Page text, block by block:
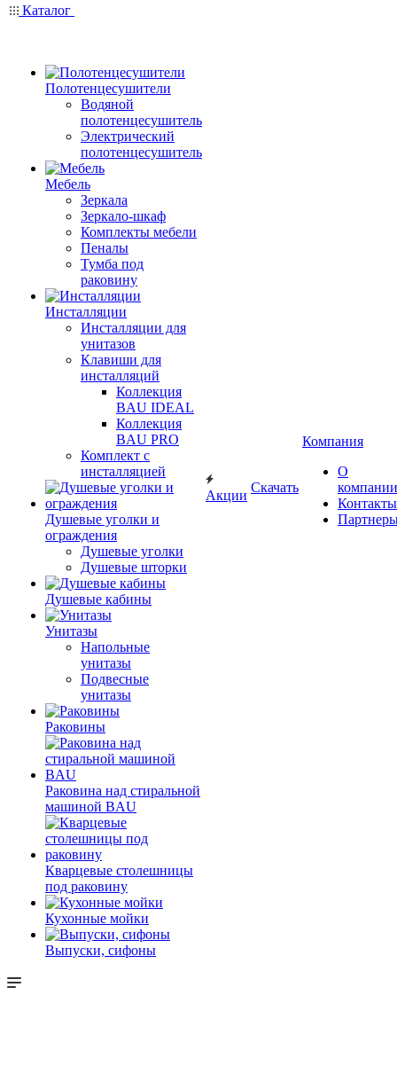
Каталог
Полотенцесушители
Водяной
полотенцесушитель
Электрический
полотенцесушитель
Мебель
Зеркала
Зеркало-шкаф
Комплекты мебели
Пеналы
Тумба под
раковину
Инсталляции
Инсталляции для
унитазов
Клавиши для
инсталляций
Коллекция
BAU IDEAL
Коллекция
BAU PRO
Комплект с
инсталляцией
Душевые уголки и
ограждения
Душевые уголки
Душевые шторки
Душевые кабины
Унитазы
Напольные
унитазы
Подвесные
унитазы
Раковины
Раковина над стиральной
машиной BAU
Кварцевые столешницы
под раковину
Кухонные мойки
Выпуски, сифоны
Акции
Скачать
Компания
О
компании
Контакты